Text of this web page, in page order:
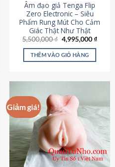
₫.
Âm đạo giả Tenga Flip
Zero Electronic – Siêu
Phẩm Rung Mút Cho Cảm
Giác Thật Như Thật
5,500,000₫ Giá
gốc
là:
5,500,000 ₫.
4,995,000₫Giá
THÊM VÀO GIỎ HÀNG
Giảm giá!